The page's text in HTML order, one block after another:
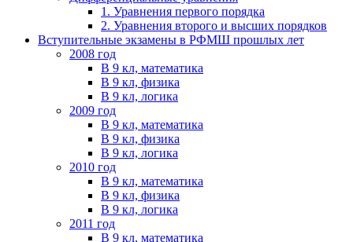
1. Уравнения первого порядка
2. Уравнения второго и высших порядков
Вступительные экзамены в РФМШ прошлых лет
2008 год
В 9 кл, математика
В 9 кл, физика
В 9 кл, логика
2009 год
В 9 кл, математика
В 9 кл, физика
В 9 кл, логика
2010 год
В 9 кл, математика
В 9 кл, физика
В 9 кл, логика
2011 год
В 9 кл, математика